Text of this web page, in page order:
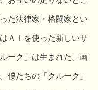
た法律家・格闘家とい
ＡＩを使った新しいサ
ーク」は生まれた。画
僕たちの「クルーク」